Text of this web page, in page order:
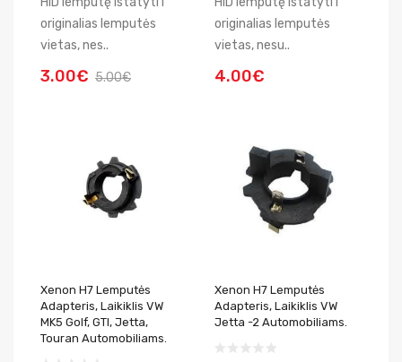
originalias lemputės
vietas, nes..
3.00€ 5.00€
originalias lemputės
vietas, nesu..
4.00€
Xenon H7 Lemputės
Adapteris, Laikiklis VW
MK5 Golf, GTI, Jetta,
Touran Automobiliams.
Xenon H7 Lemputės
Adapteris, Laikiklis VW
Jetta -2 Automobiliams.